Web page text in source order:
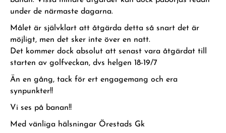
under de närmaste dagarna.
Målet är självklart att åtgärda detta så snart det är
möjligt, men det sker inte över en natt.
Det kommer dock absolut att senast vara åtgärdat till
starten av golfveckan, dvs helgen 18-19/7
Än en gång, tack för ert engagemang och era
synpunkter!!
Vi ses på banan!!
Med vänliga hälsningar Örestads Gk